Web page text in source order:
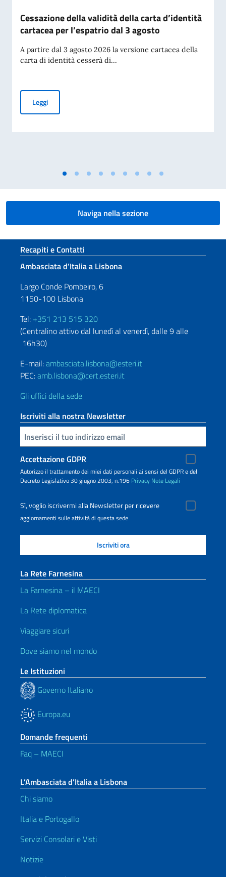
Cessazione della validità della carta d’identità
cartacea per l’espatrio dal 3 agosto
A partire dal 3 agosto 2026 la versione cartacea della
carta di identità cesserà di...
LeggiCessazione della validità della carta d’identità cartacea
Naviga nella sezione
Sezione footer
Recapiti e Contatti
Ambasciata d’Italia a Lisbona
Largo Conde Pombeiro, 6
1150-100 Lisbona
Tel: +351 213 515 320
(Centralino attivo dal lunedì al venerdì, dalle 9 alle
16h30)
E-mail:ambasciata.lisbona@esteri.it
PEC:amb.lisbona@cert.esteri.it
Gli uffici della sede
Iscriviti alla nostra Newsletter
Inserisci la tua email
Accettazione GDPR
Autorizzo il trattamento dei miei dati personali ai sensi del GDPR e del
Decreto Legislativo 30 giugno 2003, n.196 Privacy Note Legali
Sì, voglio iscrivermi alla Newsletter per ricevere
aggiornamenti sulle attività di questa sede
La Rete Farnesina
La Farnesina – il MAECI
La Rete diplomatica
Viaggiare sicuri
Dove siamo nel mondo
Le Istituzioni
Governo Italiano
Europa.eu
Domande frequenti
Faq – MAECI
L’Ambasciata d’Italia a Lisbona
Chi siamo
Italia e Portogallo
Servizi Consolari e Visti
Notizie